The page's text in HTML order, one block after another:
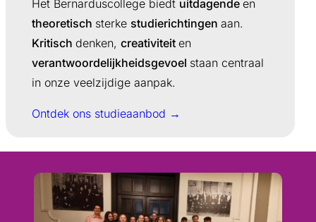
Het Bernarduscollege biedt uitdagende en
theoretisch sterke studierichtingen aan.
Kritisch denken, creativiteit en
verantwoordelijkheidsgevoel staan centraal
in onze veelzijdige aanpak.
Ontdek ons studieaanbod →